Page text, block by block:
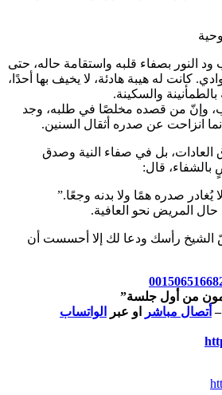
النور بصفاء قلبه واستقامة حاله، حتى
كانت له هيبة هادئة، لا يخيف بها أحدًا،
والسكينة.
وإنّ من قصده مخلصًا في طلبه، وجد
انزاحت عن صدره أثقال السنين.
العادات، بل في صفاء النية وصدق
بالشفاء، قال:
صدره همًا ولا بدنه وجعًا.”
حال المريض نحو العافية.
الشيخ رأسك ودعا لك إلا أحسست أن
من أول جلسة”
– أتصال مباشر او عبر
الواتساب